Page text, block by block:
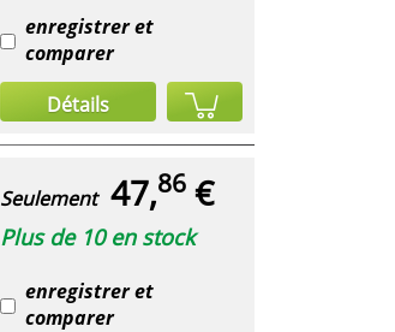
enregistrer et
comparer
Détails
Seulement 47,86 €
Plus de 10 en stock
enregistrer et
comparer